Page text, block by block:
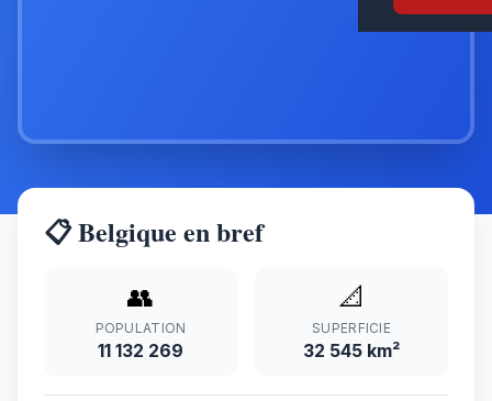
📋 Belgique en bref
👥
POPULATION
11 132 269
📐
SUPERFICIE
32 545 km²